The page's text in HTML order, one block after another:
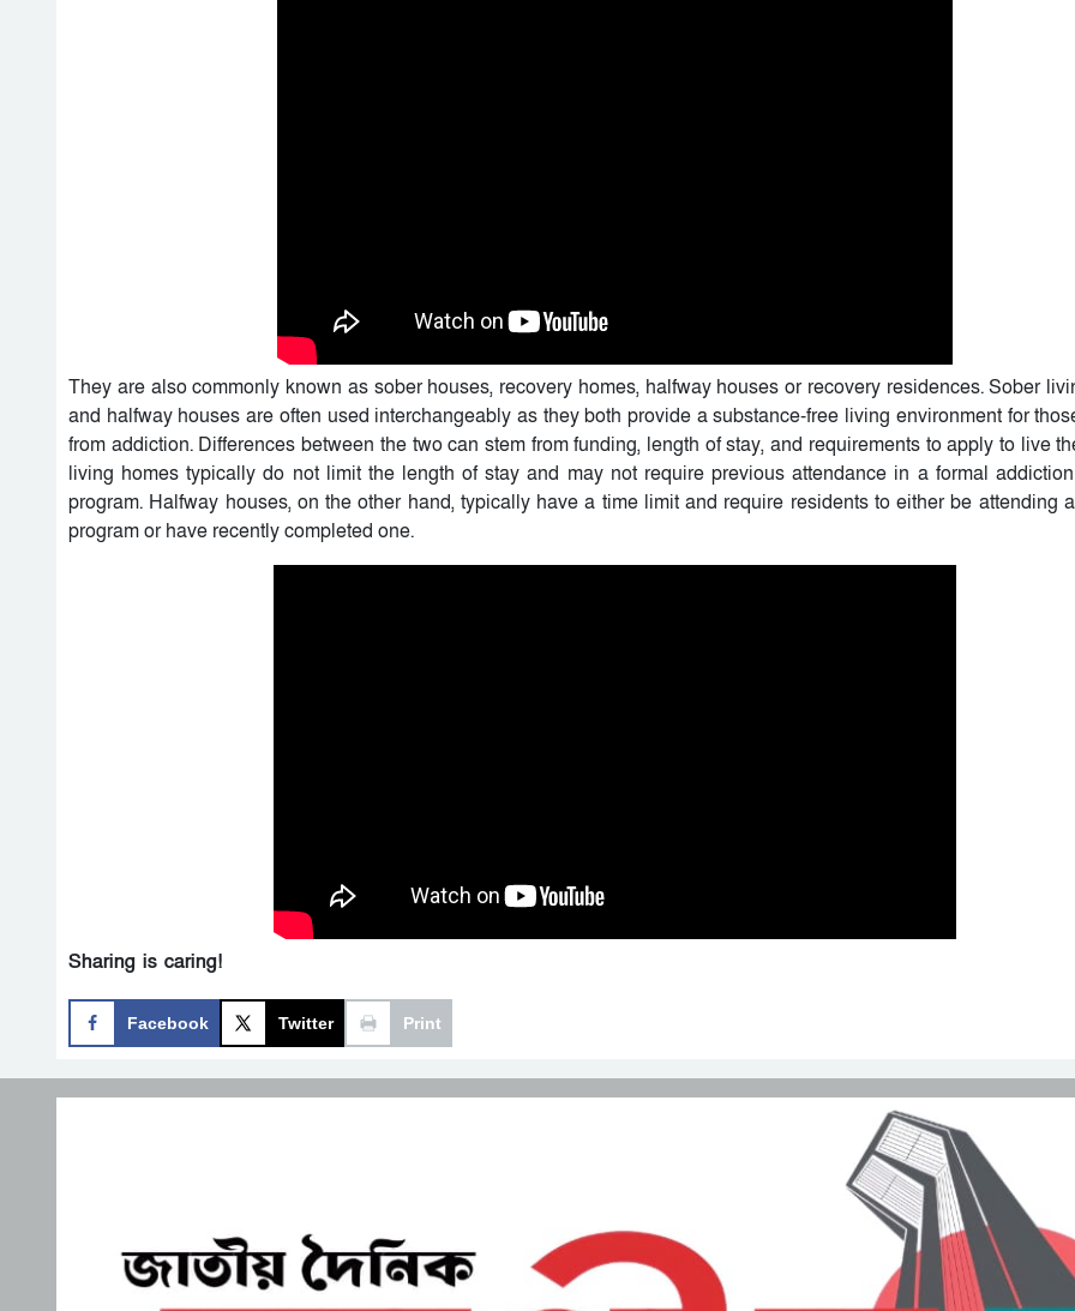
They are also commonly known as sober houses, recovery homes, halfway houses or recovery residences. Sober
and halfway houses are often used interchangeably as they both provide a substance-free living environment for
from addiction. Differences between the two can stem from funding, length of stay, and requirements to apply to live
living homes typically do not limit the length of stay and may not require previous attendance in a formal
program. Halfway houses, on the other hand, typically have a time limit and require residents to either be attending
program or have recently completed one.
Sharing is caring!
Facebook Twitter Print